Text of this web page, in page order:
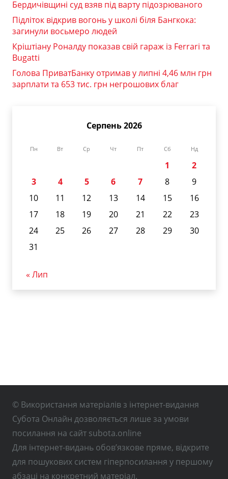
Бердичівщині суд взяв під варту підозрюваного
Підліток відкрив вогонь у школі біля Бангкока:
загинули восьмеро людей
Кріштіану Роналду показав свій гараж із Ferrari та
Bugatti
Голова ПриватБанку отримав у липні 4,46 млн грн
зарплати та 653 тис. грн негрошових благ
Серпень 2026
Пн Вт Ср Чт Пт Сб Нд
1
2
3
4 5 6 7 8
9
10
11 12 13 14 15
16
17
18 19 20 21 22
23
24
25 26 27 28 29
30
31
« Лип
© Використання матеріалів з інтернет-видання
Субота Онлайн дозволяється лише за умови
посилання на сайт subota.online
Для інтернет-видань обов’язкове пряме, відкрите
для пошукових систем гіперпосилання у першому
абзаці на конкретний матеріал.